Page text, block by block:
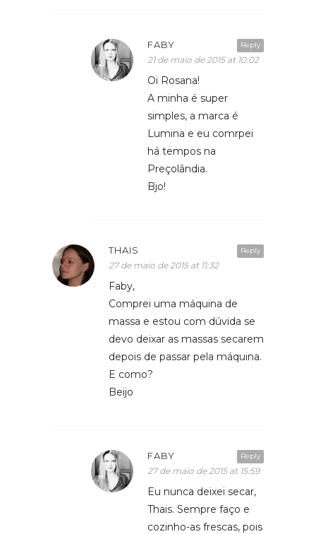
Reply
FABY
21 de maio de 2015 at 10:02
Oi Rosana!
A minha é super
simples, a marca é
Lumina e eu comrpei
há tempos na
Preçolândia.
Bjo!
Reply
THAIS
27 de maio de 2015 at 11:32
Faby,
Comprei uma máquina de
massa e estou com dúvida se
devo deixar as massas secarem
depois de passar pela máquina.
E como?
Beijo
Reply
FABY
27 de maio de 2015 at 15:59
Eu nunca deixei secar,
Thais. Sempre faço e
cozinho-as frescas, pois